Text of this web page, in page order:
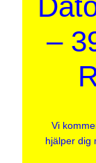
–
Vi
hjälper dig